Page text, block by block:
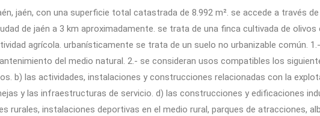
jaén, con una superficie total catastrada de 8.992 m². se accede a través
de jaén a 3 km aproximadamente. se trata de una finca cultivada de
agrícola. urbanísticamente se trata de un suelo no urbanizable común.
del medio natural. 2.- se consideran usos compatibles los
b) las actividades, instalaciones y construcciones relacionadas con la
y las infraestructuras de servicio. d) las construcciones y edificaciones
rurales, instalaciones deportivas en el medio rural, parques de atracciones,